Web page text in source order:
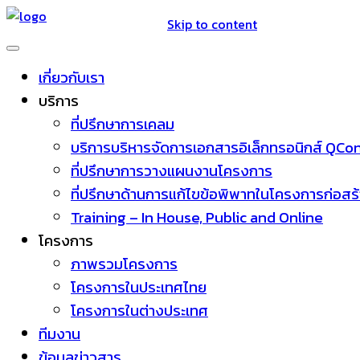
Skip to content
เกี่ยวกับเรา
บริการ
ที่ปรึกษาการเคลม
บริการบริหารจัดการเอกสารอิเล็กทรอนิกส์
ที่ปรึกษาการวางแผนงานโครงการ
ที่ปรึกษาด้านการแก้ไขข้อพิพาทในโครงการก่อส
Training – In House, Public and Online
โครงการ
ภาพรวมโครงการ
โครงการในประเทศไทย
โครงการในต่างประเทศ
ทีมงาน